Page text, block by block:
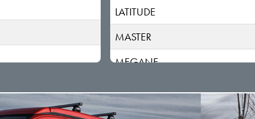
LATITUDE
MASTER
MEGANE
RAFALE